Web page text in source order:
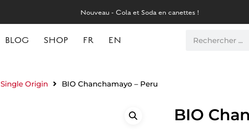
Nouveau - Cola et Soda en canettes !
BLOG SHOP FR EN
Single Origin BIO Chanchamayo – Peru
BIO